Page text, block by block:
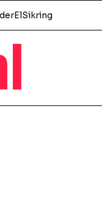
ElSikring